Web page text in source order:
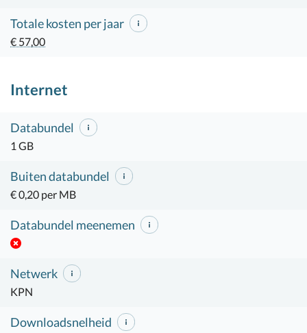
Totale kosten per jaar
€ 57,00
Internet
Databundel
1 GB
Buiten databundel
€ 0,20 per MB
Databundel meenemen
Netwerk
KPN
Downloadsnelheid